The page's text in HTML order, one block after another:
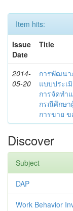
Item hits:
Issue
Date
Title
2014-
05-20
การพัฒนา
แบบประเ
การจัดทำ
กรณีศึกษา
การขาย
Discover
Subject
DAP
Work Behavior